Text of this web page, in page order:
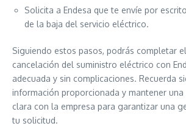
Solicita a Endesa que te envíe por
de la baja del servicio eléctrico.
Siguiendo estos pasos, podrás completar
cancelación del suministro eléctrico con
adecuada y sin complicaciones. Recuerda
información proporcionada y mantener una
clara con la empresa para garantizar una
tu solicitud.